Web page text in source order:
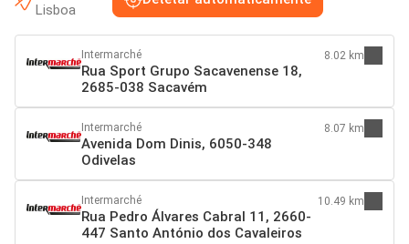
Lisboa
Intermarché
Rua Sport Grupo Sacavenense 18,
2685-038 Sacavém
8.02 km
Intermarché
Avenida Dom Dinis, 6050-348
Odivelas
8.07 km
Intermarché
Rua Pedro Álvares Cabral 11, 2660-
447 Santo António dos Cavaleiros
10.49 km